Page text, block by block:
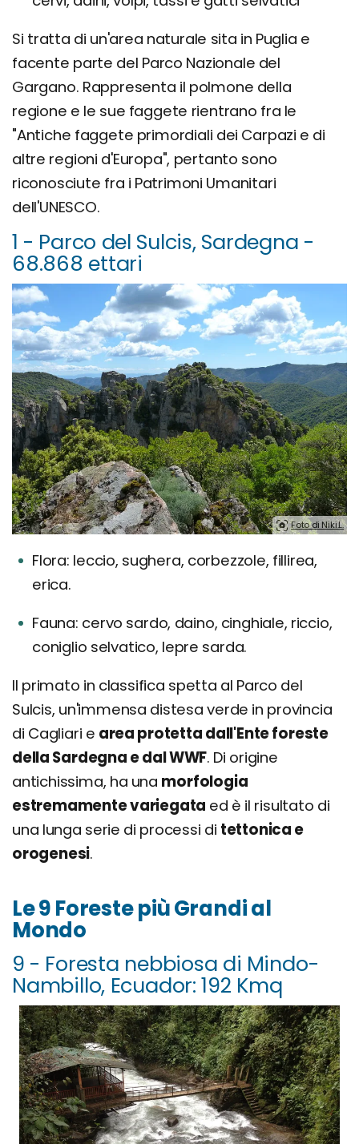
Si tratta di un'area naturale sita in Puglia e
facente parte del Parco Nazionale del
Gargano. Rappresenta il polmone della
regione e le sue faggete rientrano fra le
"Antiche faggete primordiali dei Carpazi e di
altre regioni d'Europa", pertanto sono
riconosciute fra i Patrimoni Umanitari
dell'UNESCO.
1 - Parco del Sulcis, Sardegna -
68.868 ettari
Foto di Niki.L.
Flora: leccio, sughera, corbezzole, fillirea,
erica.
Fauna: cervo sardo, daino, cinghiale, riccio,
coniglio selvatico, lepre sarda.
Il primato in classifica spetta al Parco del
Sulcis, un'immensa distesa verde in provincia
di Cagliari e area protetta dall'Ente foreste
della Sardegna e dal WWF. Di origine
antichissima, ha una morfologia
estremamente variegata ed è il risultato di
una lunga serie di processi di tettonica e
orogenesi.
Le 9 Foreste più Grandi al
Mondo
9 - Foresta nebbiosa di Mindo-
Nambillo, Ecuador: 192 Kmq